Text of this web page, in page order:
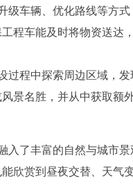
级车辆、优化路线等方
程车能及时将物资送达
过程中探索周边区域，
景名胜，并从中获取额
入了丰富的自然与城市
欣赏到昼夜交替、天气